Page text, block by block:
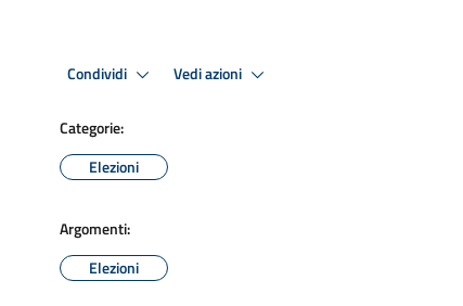
Condividi Vedi azioni
Categorie:
Elezioni
Argomenti:
Elezioni